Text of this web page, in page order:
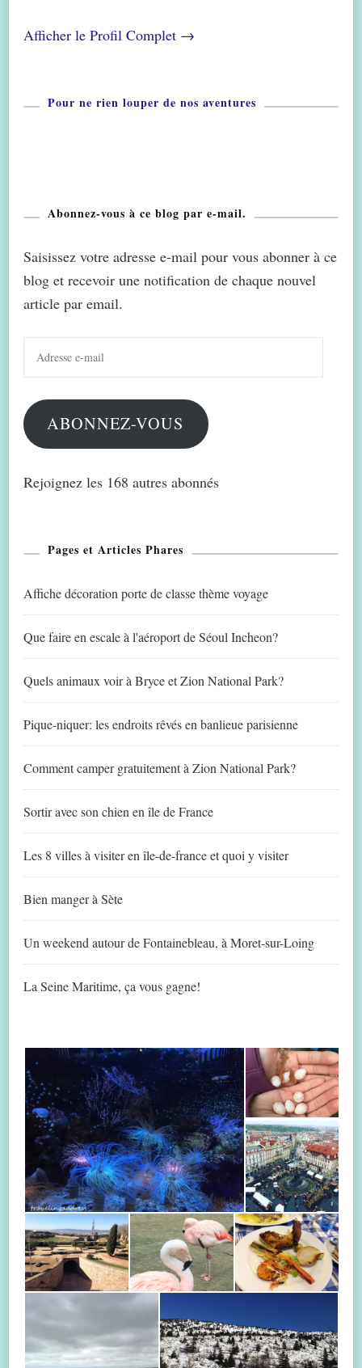
Afficher le Profil Complet →
Pour ne rien louper de nos aventures
Abonnez-vous à ce blog par e-mail.
Saisissez votre adresse e-mail pour vous abonner à ce
blog et recevoir une notification de chaque nouvel
article par email.
mail
ABONNEZ-VOUS
Rejoignez les 168 autres abonnés
Pages et Articles Phares
Affiche décoration porte de classe thème voyage
Que faire en escale à l'aéroport de Séoul Incheon?
Quels animaux voir à Bryce et Zion National Park?
Pique-niquer: les endroits rêvés en banlieue parisienne
Comment camper gratuitement à Zion National Park?
Sortir avec son chien en île de France
Les 8 villes à visiter en île-de-france et quoi y visiter
Bien manger à Sète
Un weekend autour de Fontainebleau, à Moret-sur-Loing
La Seine Maritime, ça vous gagne!